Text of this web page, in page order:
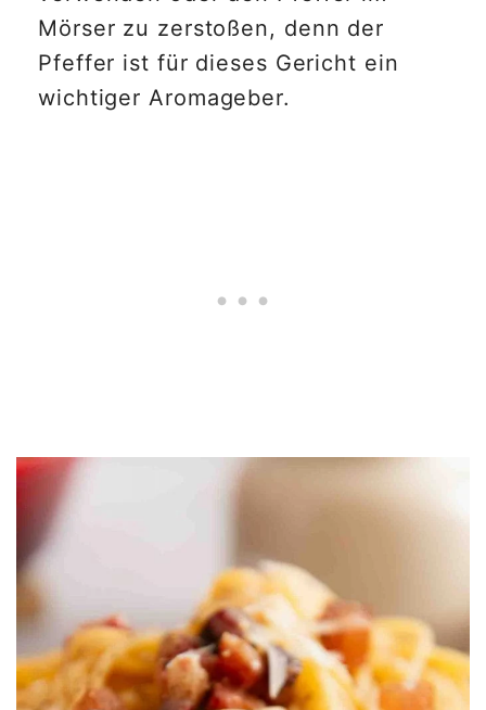
Mörser zu zerstoßen, denn der
Pfeffer ist für dieses Gericht ein
wichtiger Aromageber.